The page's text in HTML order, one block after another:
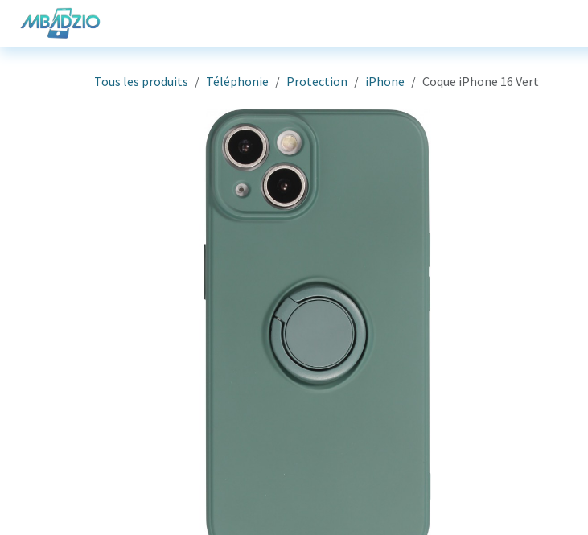
Se rendre au contenu
Tous les produits Téléphonie Protection iPhone Coque iPhone 16 Vert